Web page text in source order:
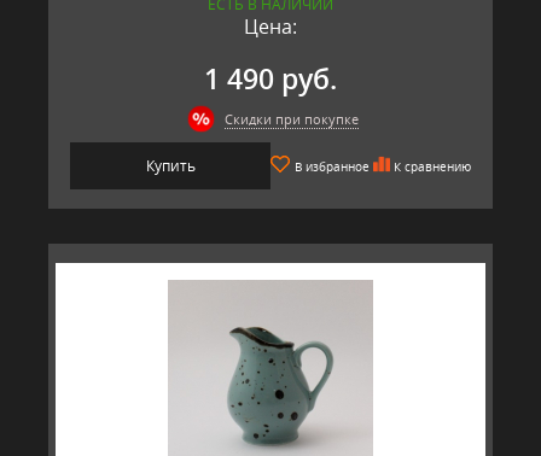
Цена:
1 490 руб.
Скидки при покупке
Купить В избранное К сравнению